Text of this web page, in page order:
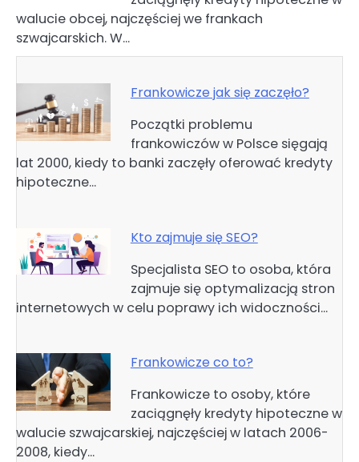
walucie obcej, najczęściej we frankach
szwajcarskich. W…
Frankowicze jak się zaczęło?
Początki problemu
frankowiczów w Polsce sięgają
lat 2000, kiedy to banki zaczęły oferować kredyty
hipoteczne…
Kto zajmuje się SEO?
Specjalista SEO to osoba, która
zajmuje się optymalizacją stron
internetowych w celu poprawy ich widoczności…
Frankowicze co to?
Frankowicze to osoby, które
zaciągnęły kredyty hipoteczne w
walucie szwajcarskiej, najczęściej w latach 2006-
2008, kiedy…